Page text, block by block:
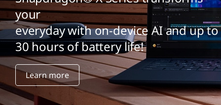
e
t
?
your
everyday with on-device AI and up to
30 hours of battery life!
Learn more